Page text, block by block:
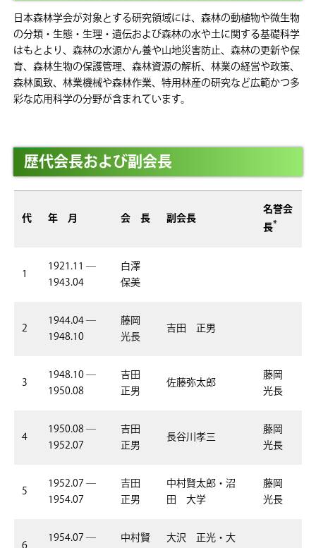
日本森林学会が対象とする研究領域には、森林の動植物や微生物
の分類・生態・生理・遺伝および森林の水や土に関する基礎科学
はもとより、森林の水源かん養や山地災害防止、森林の更新や保
育、森林生物の保護管理、森林資源の解析、林業の経営や政策、
森林風致、林業機械や森林作業、特用林産の研究など広範かつ多
彩な応用科学の分野が含まれています。
歴代会長および副会長
代 年 月 会 長 副会長
名誉会
長*
1
1921.11 ―
1943.04
白澤
保美
2
1944.04 ―
1948.10
藤岡
光長
吉田 正男
3
1948.10 ―
1950.08
吉田
正男
佐藤弥太郎
藤岡
光長
4
1950.08 ―
1952.07
吉田
正男
長谷川孝三
藤岡
光長
5
1952.07 ―
1954.07
吉田
正男
中村賢太郎・沼
田 大学
藤岡
光長
1954.07 ―
中村賢
大沢 正光・大